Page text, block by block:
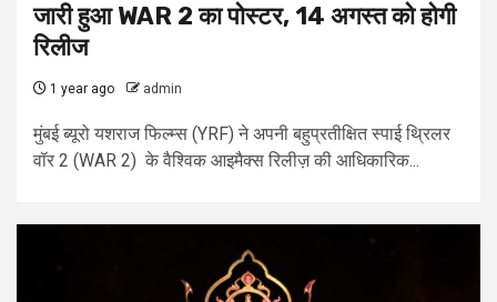
जारी हुआ WAR 2 का पोस्टर, 14 अगस्त को होगी
रिलीज
1 year ago admin
मुंबई ब्यूरो यशराज फिल्म्स (YRF) ने अपनी बहुप्रतीक्षित स्पाई थ्रिलर
वॉर 2 (WAR 2) के वैश्विक आइमैक्स रिलीज़ की आधिकारिक...